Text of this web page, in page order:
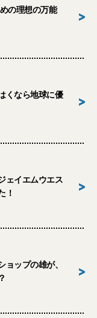
の理想の万能
>
くなら地球に優
>
ェイエムウエス
！
>
ョップの雄が、
>